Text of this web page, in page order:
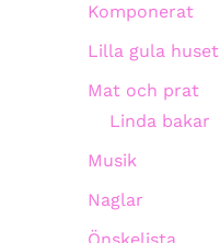
Komponerat
Lilla gula huset
Mat och prat
Linda bakar
Musik
Naglar